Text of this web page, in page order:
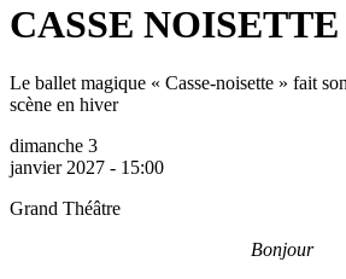
CASSE NOISETTE
Le ballet magique « Casse-noisette » fait
scène en hiver
dimanche 3
janvier 2027 - 15:00
Grand Théâtre
Bonjour